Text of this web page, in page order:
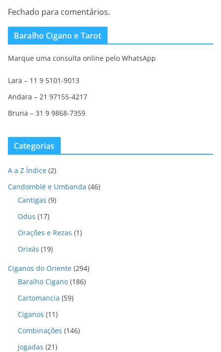
Fechado para comentários.
Baralho Cigano e Tarot
Marque uma consulta online pelo WhatsApp
Lara – 11 9 5101-9013
Andara – 21 97155-4217
Bruna – 31 9 9868-7359
Categorias
A a Z Índice (2)
Candomblé e Umbanda (46)
Cantigas (9)
Odus (17)
Orações e Rezas (1)
Orixás (19)
Ciganos do Oriente (294)
Baralho Cigano (186)
Cartomancia (59)
Ciganos (11)
Combinações (146)
Jogadas (21)